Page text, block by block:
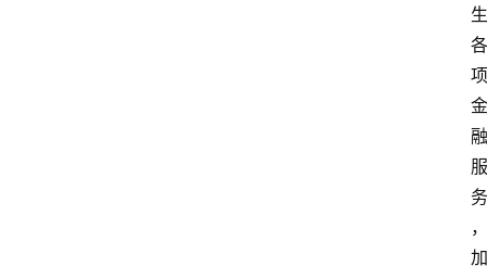
生
各
项
金
融
服
务
，
加